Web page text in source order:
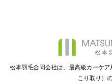
松本羽毛合同会社は、最高級カーケ
こり取り）